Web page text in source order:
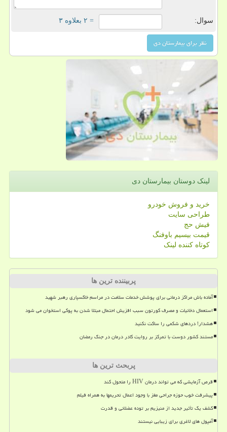
سوال: = ۲ بعلاوه ۳
لینک دوستان بیمارستان دی
خرید و فروش خودرو
طراحی سایت
فیش حج
قیمت بیسیم باوفنگ
کوتاه کننده لینک
پربیننده ترین ها
آماده باش مراکز درمانی برای پوشش خدمات سلامت در مراسم خاکسپاری رهبر شهید
استعمال دخانیات و مصرف کورتون سبب افزیش احتمال مبتلا شدن به پوکی استخوان می شود
هشدار! دردهای شکمی را ساکت نکنید
مستند کشور دوست با تمرکز بر روایت کادر درمان در جنگ رمضان
پربحث ترین ها
قرص آزمایشی که می تواند درمان HIV را متحول کند
پیشرفت خوب حوزه جراحی مغز با وجود اعمال تحریمها به همراه فیلم
کشف یک تأثیر جدید از منیزیم بر توده عضلانی و قدرت
آمپول های لاغری برای زیبایی نیستند